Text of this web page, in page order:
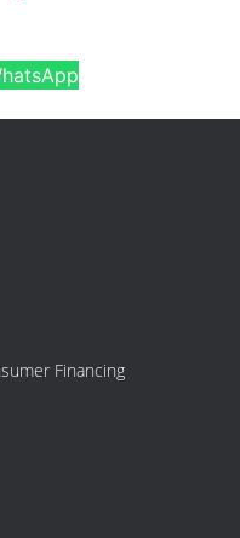
Financing